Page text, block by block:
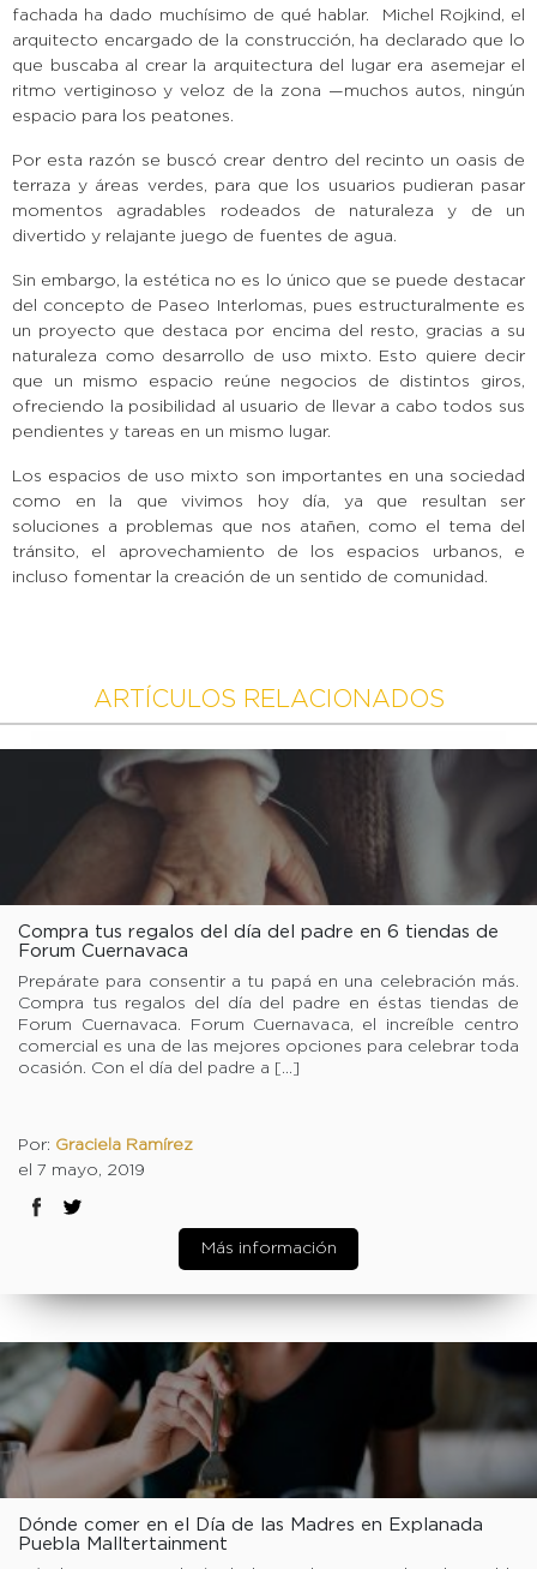
fachada ha dado muchísimo de qué hablar. Michel Rojkind, el
arquitecto encargado de la construcción, ha declarado que lo
que buscaba al crear la arquitectura del lugar era asemejar el
ritmo vertiginoso y veloz de la zona —muchos autos, ningún
espacio para los peatones.
Por esta razón se buscó crear dentro del recinto un oasis de
terraza y áreas verdes, para que los usuarios pudieran pasar
momentos agradables rodeados de naturaleza y de un
divertido y relajante juego de fuentes de agua.
Sin embargo, la estética no es lo único que se puede destacar
del concepto de Paseo Interlomas, pues estructuralmente es
un proyecto que destaca por encima del resto, gracias a su
naturaleza como desarrollo de uso mixto. Esto quiere decir
que un mismo espacio reúne negocios de distintos giros,
ofreciendo la posibilidad al usuario de llevar a cabo todos sus
pendientes y tareas en un mismo lugar.
Los espacios de uso mixto son importantes en una sociedad
como en la que vivimos hoy día, ya que resultan ser
soluciones a problemas que nos atañen, como el tema del
tránsito, el aprovechamiento de los espacios urbanos, e
incluso fomentar la creación de un sentido de comunidad.
ARTÍCULOS RELACIONADOS
Compra tus regalos del día del padre en 6 tiendas de
Forum Cuernavaca
Prepárate para consentir a tu papá en una celebración más.
Compra tus regalos del día del padre en éstas tiendas de
Forum Cuernavaca. Forum Cuernavaca, el increíble centro
comercial es una de las mejores opciones para celebrar toda
ocasión. Con el día del padre a […]
Por: Graciela Ramírez
el 7 mayo, 2019
Más información
Dónde comer en el Día de las Madres en Explanada
Puebla Malltertainment